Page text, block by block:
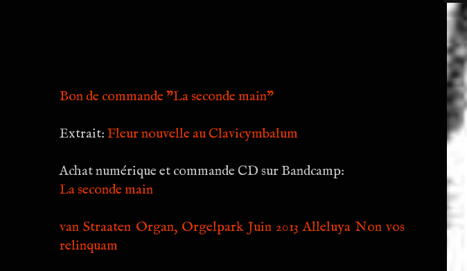
Bon de commande "La seconde main"
Extrait: Fleur nouvelle au Clavicymbalum
Achat numérique et commande CD sur Bandcamp:
La seconde main
van Straaten Organ, Orgelpark Juin 2013 Alleluya Non vos
relinquam